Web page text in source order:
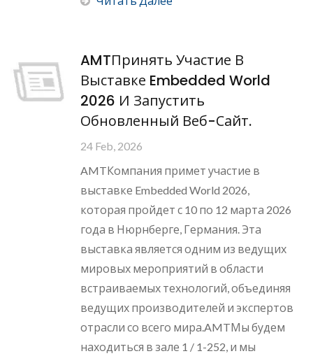
AMTПринять Участие В
Выставке Embedded World
2026 И Запустить
Обновленный Веб-Сайт.
24 Feb, 2026
AMTКомпания примет участие в
выставке Embedded World 2026,
которая пройдет с 10 по 12 марта 2026
года в Нюрнберге, Германия. Эта
выставка является одним из ведущих
мировых мероприятий в области
встраиваемых технологий, объединяя
ведущих производителей и экспертов
отрасли со всего мира.AMTМы будем
находиться в зале 1 / 1-252, и мы